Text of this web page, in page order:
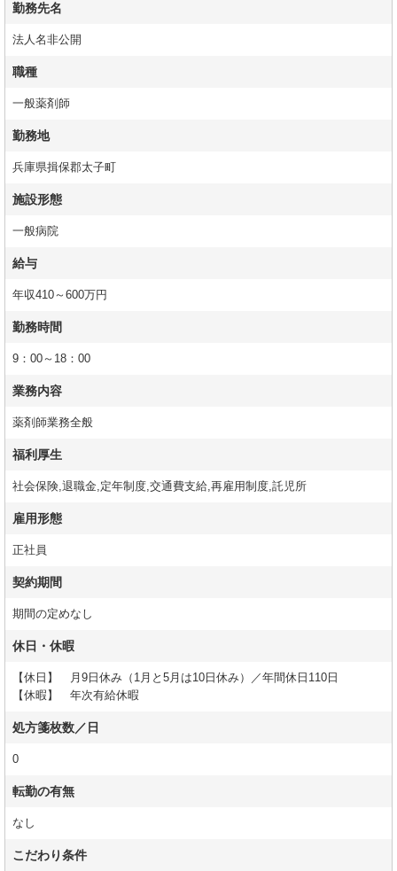
勤務先名
法人名非公開
職種
一般薬剤師
勤務地
兵庫県揖保郡太子町
施設形態
一般病院
給与
年収410～600万円
勤務時間
9：00～18：00
業務内容
薬剤師業務全般
福利厚生
社会保険,退職金,定年制度,交通費支給,再雇用制度,託児所
雇用形態
正社員
契約期間
期間の定めなし
休日・休暇
【休日】 月9日休み（1月と5月は10日休み）／年間休日110日
【休暇】 年次有給休暇
処方箋枚数／日
0
転勤の有無
なし
こだわり条件